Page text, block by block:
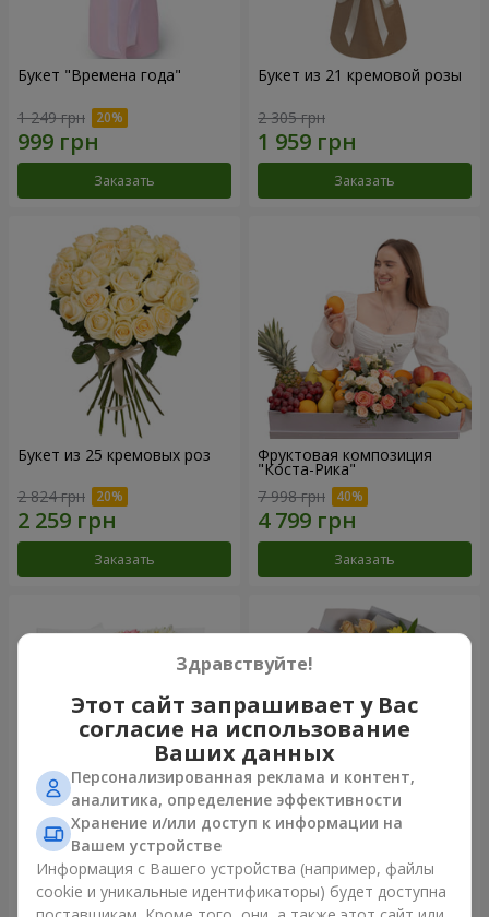
Букет "Времена года"
1 249 грн
Заказать
Букет из 21 кремовой розы
2 305 грн
Заказать
Букет из 25 кремовых роз
2 824 грн
Заказать
Фруктовая композиция
"Коста-Рика"
7 998 грн
Заказать
Букет "Крещатик"
4 427 грн
Букет "Мы и лето"
1 732 грн
Здравствуйте!
Этот сайт запрашивает у Вас
согласие на использование
Ваших данных
Персонализированная реклама и контент,
аналитика, определение эффективности
Хранение и/или доступ к информации на
Вашем устройстве
Информация с Вашего устройства (например, файлы
cookie и уникальные идентификаторы) будет доступна